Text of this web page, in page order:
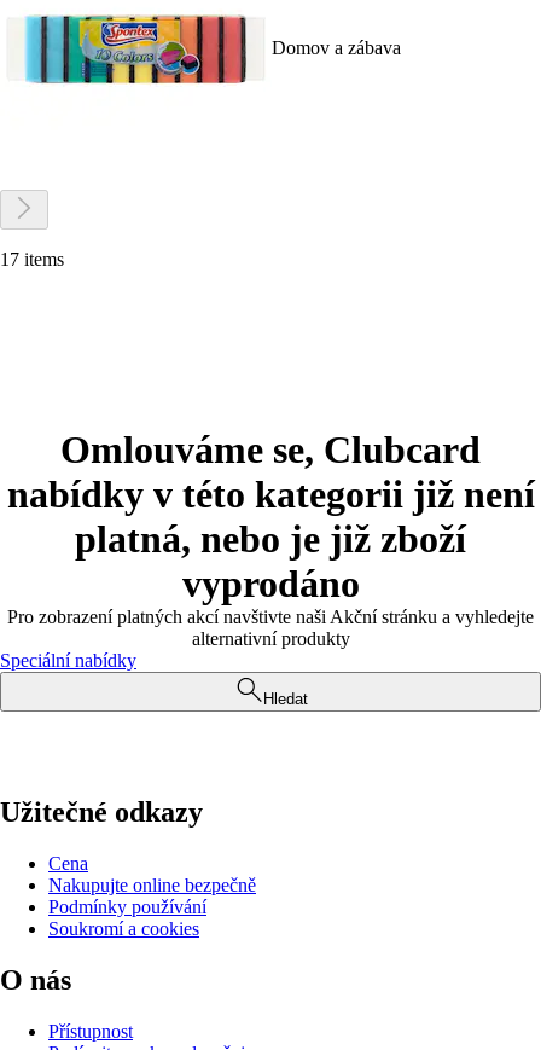
Domov a zábava
17 items
Omlouváme se, Clubcard
nabídky v této kategorii již není
platná, nebo je již zboží
vyprodáno
Pro zobrazení platných akcí navštivte naši Akční stránku a vyhledejte
alternativní produkty
Speciální nabídky
Hledat
Užitečné odkazy
Cena
Nakupujte online bezpečně
Podmínky používání
Soukromí a cookies
O nás
Přístupnost